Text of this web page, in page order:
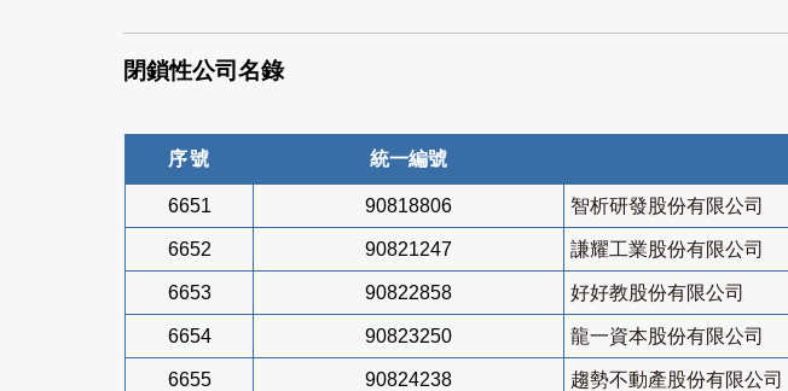
閉鎖性公司名錄
序號 統一編號
6651 90818806 智析研發股份有限公司
6652 90821247 謙耀工業股份有限公司
6653 90822858 好好教股份有限公司
6654 90823250 龍一資本股份有限公司
6655 90824238 趨勢不動產股份有限公司